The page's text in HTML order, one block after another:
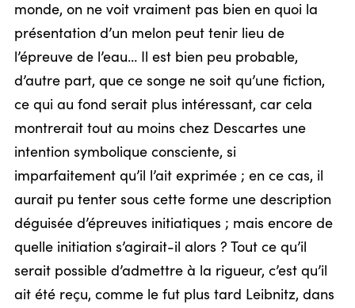
monde, on ne voit vraiment pas bien en quoi la
présentation d’un melon peut tenir lieu de
l’épreuve de l’eau… Il est bien peu probable,
d’autre part, que ce songe ne soit qu’une fiction,
ce qui au fond serait plus intéressant, car cela
montrerait tout au moins chez Descartes une
intention symbolique consciente, si
imparfaitement qu’il l’ait exprimée ; en ce cas, il
aurait pu tenter sous cette forme une description
déguisée d’épreuves initiatiques ; mais encore de
quelle initiation s’agirait-il alors ? Tout ce qu’il
serait possible d’admettre à la rigueur, c’est qu’il
ait été reçu, comme le fut plus tard Leibnitz, dans